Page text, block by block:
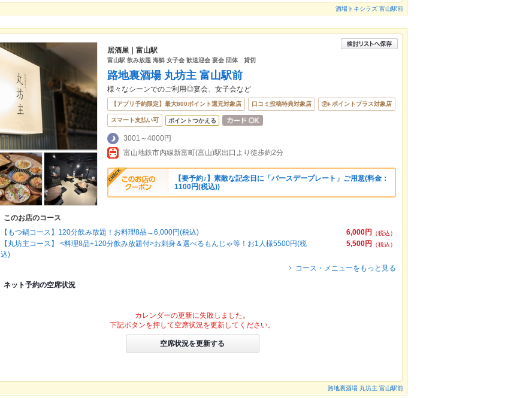
酒場トキシラズ 富山駅前
居酒屋｜富山駅
富山駅 飲み放題 海鮮 女子会 歓送迎会 宴会 団体 貸切
路地裏酒場 丸坊主 富山駅前
様々なシーンでのご利用◎宴会、女子会など
【アプリ予約限定】最大800ポイント還元対象店 口コミ投稿特典対象店 ポイントプラス対象店
スマート支払い可 ポイントつかえる
3001～4000円
富山地鉄市内線新富町(富山)駅出口より徒歩約2分
【要予約♪】素敵な記念日に「バースデープレート」ご用意(料金：
1100円(税込))
このお店のコース
6,000円
（税込）
【もつ鍋コース】120分飲み放題！お料理8品→6,000円(税込)
5,500円
（税込）
【丸坊主コース】 <料理8品+120分飲み放題付>お刺身＆選べるもんじゃ等！お1人様5500円(税
込)
コース・メニューをもっと見る
ネット予約の空席状況
カレンダーの更新に失敗しました。
下記ボタンを押して空席状況を更新してください。
空席状況を更新する
路地裏酒場 丸坊主 富山駅前